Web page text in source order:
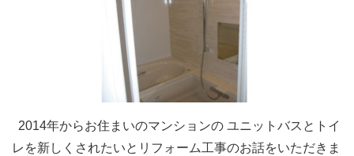
2014年からお住まいのマンションの ユニットバスとトイ
レを新しくされたいとリフォーム工事のお話をいただきま